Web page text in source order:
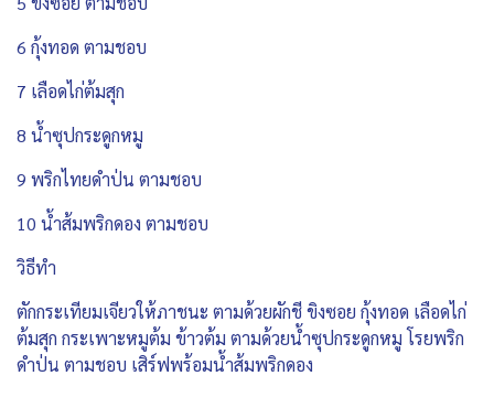
6 กุ้งทอด ตามชอบ
7 เลือดไก่ต้มสุก
8 น้ำซุปกระดูกหมู
9 พริกไทยดำป่น ตามชอบ
10 น้ำส้มพริกดอง ตามชอบ
วิธีทำ
ตักกระเทียมเจียวให้ภาชนะ ตามด้วยผักชี ขิงซอย กุ้งทอด เลือดไก่
ต้มสุก กระเพาะหมูต้ม ข้าวต้ม ตามด้วยน้ำซุปกระดูกหมู โรยพริก
ดำป่น ตามชอบ เสิร์ฟพร้อมน้ำส้มพริกดอง